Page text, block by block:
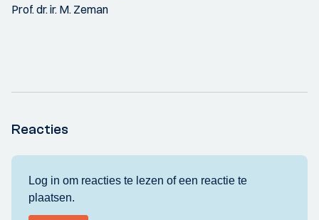
Prof. dr. ir. M. Zeman
Reacties